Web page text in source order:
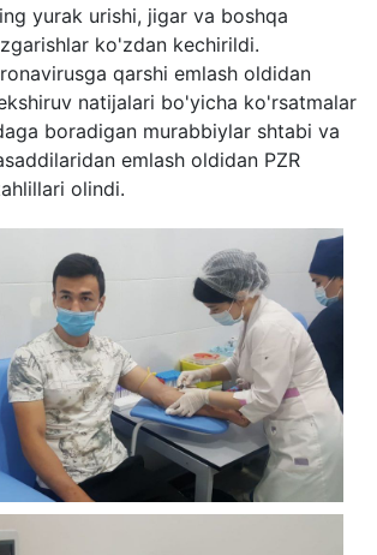
yurak urishi, jigar va boshqa
ko'zdan kechirildi.
qarshi emlash oldidan
natijalari bo'yicha ko'rsatmalar
boradigan murabbiylar shtabi va
emlash oldidan PZR
olindi.